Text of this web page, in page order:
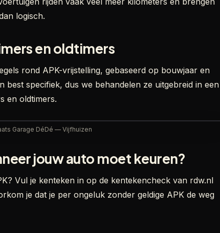
logisch.
en oldtimers
rond APK-vrijstelling, gebaseerd op bouwjaar en
best specifiek, dus we behandelen ze uitgebreid in een
en oldtimers.
Garage DéDé — Vijfhuizen
jouw auto moet keuren?
Vul je kenteken in op de kentekencheck van rdw.nl
je dat je per ongeluk zonder geldige APK de weg